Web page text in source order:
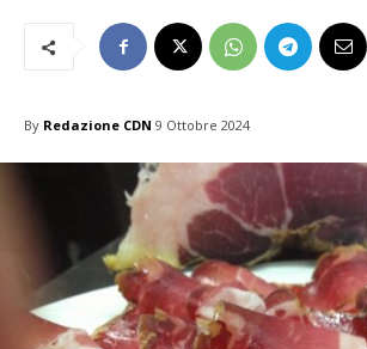
By Redazione CDN 9 Ottobre 2024